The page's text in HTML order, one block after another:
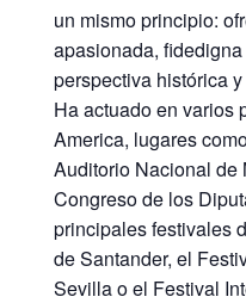
un mismo principio:
apasionada,
perspectiva histórica
Ha actuado en varios
America, lugares
Auditorio Nacional de
Congreso de los
principales festivales
de Santander, el
Sevilla o el Festival